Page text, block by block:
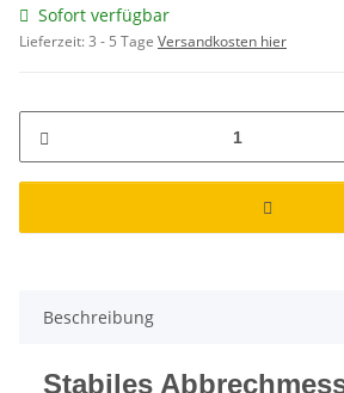
Sofort verfügbar
Lieferzeit:3 - 5 Tage Versandkosten hier
Beschreibung
Stabiles